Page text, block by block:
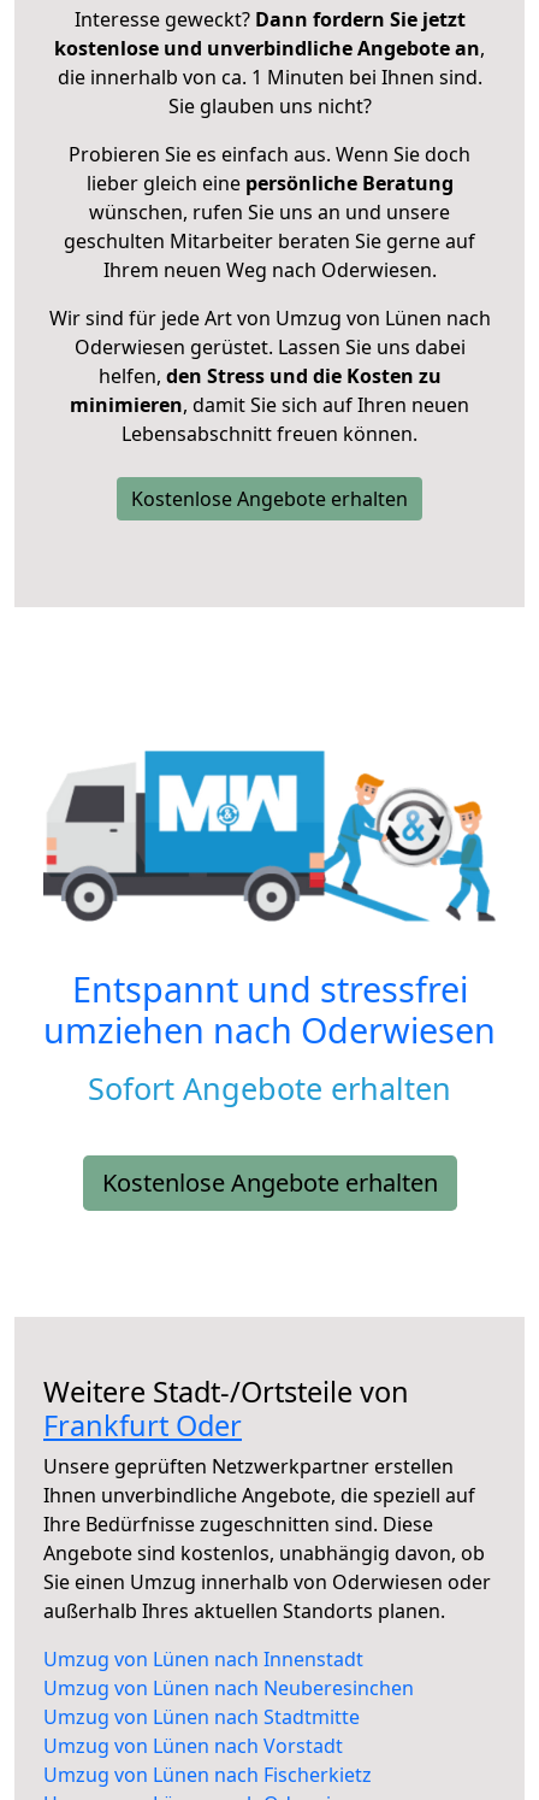
Interesse geweckt? Dann fordern Sie jetzt
kostenlose und unverbindliche Angebote an,
die innerhalb von ca. 1 Minuten bei Ihnen sind.
Sie glauben uns nicht?
Probieren Sie es einfach aus. Wenn Sie doch
lieber gleich eine persönliche Beratung
wünschen, rufen Sie uns an und unsere
geschulten Mitarbeiter beraten Sie gerne auf
Ihrem neuen Weg nach Oderwiesen.
Wir sind für jede Art von Umzug von Lünen nach
Oderwiesen gerüstet. Lassen Sie uns dabei
helfen, den Stress und die Kosten zu
minimieren, damit Sie sich auf Ihren neuen
Lebensabschnitt freuen können.
Kostenlose Angebote erhalten
Entspannt und stressfrei
umziehen nach Oderwiesen
Sofort Angebote erhalten
Kostenlose Angebote erhalten
Weitere Stadt-/Ortsteile von
Frankfurt Oder
Unsere geprüften Netzwerkpartner erstellen
Ihnen unverbindliche Angebote, die speziell auf
Ihre Bedürfnisse zugeschnitten sind. Diese
Angebote sind kostenlos, unabhängig davon, ob
Sie einen Umzug innerhalb von Oderwiesen oder
außerhalb Ihres aktuellen Standorts planen.
Umzug von Lünen nach Innenstadt
Umzug von Lünen nach Neuberesinchen
Umzug von Lünen nach Stadtmitte
Umzug von Lünen nach Vorstadt
Umzug von Lünen nach Fischerkietz